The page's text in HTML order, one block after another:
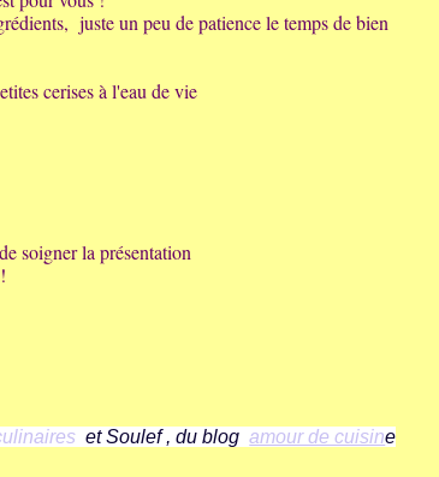
juste un peu de patience le temps de bien
cerises à l'eau de vie
soigner la présentation
et Soulef , du blogamour de cuisine